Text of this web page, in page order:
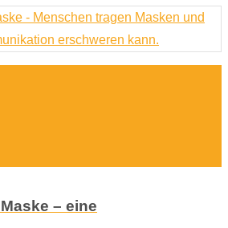
– eine